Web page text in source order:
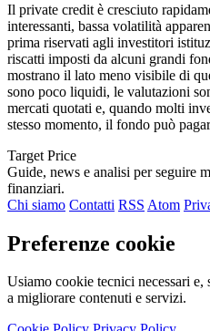
Il private credit è cresciuto
interessanti, bassa volatilità
prima riservati agli investitori
riscatti imposti da alcuni grandi
mostrano il lato meno visibile di
sono poco liquidi, le valutazioni
mercati quotati e, quando molti
stesso momento, il fondo può
Target Price
Guide, news e analisi per seguire
finanziari.
Chi siamo Contatti RSS Atom
Preferenze cookie
Usiamo cookie tecnici necessari
a migliorare contenuti e servizi.